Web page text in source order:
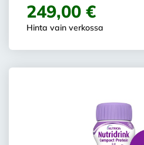
249,00 €
Hinta vain verkossa